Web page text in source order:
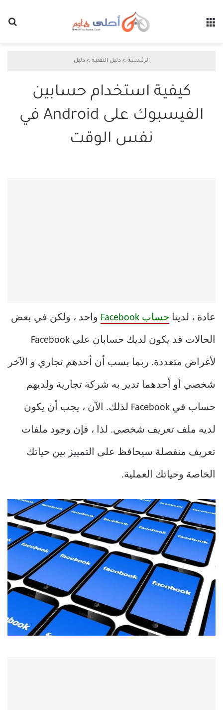
الرئيسية > دليل التقنية > دليل
كيفية استخدام حسابين
الفيسبوك على Android في
نفس الوقت
عادة ، لدينا حساب Facebook واحد ، ولكن في بعض
الحالات قد يكون لديك حسابان على Facebook
لأغراض متعددة. ربما بسب أن أحدهم تجاري و الآخر
شخصي أو أحدهما تدير به شركة تجارية ولديهم
حساب في Facebook لذلك. الآن ، يجب أن يكون
لديه ملف تعريف شخصي. لذا ، فإن وجود ملفات
تعريف منفصلة سيحافظ على التمييز بين حياتك
الخاصة وحياتك العملية.